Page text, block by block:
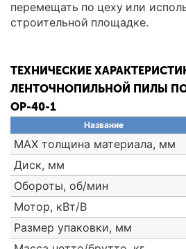
перемещать по цеху или
строительной площадке.
ТЕХНИЧЕСКИЕ
ЛЕНТОЧНОПИЛЬНОЙ ПИЛЫ ПО
OP-40-1
Название
МАХ толщина материала, мм
Диск, мм
Обороты, об/мин
Мотор, кВт/В
Размер упаковки, мм